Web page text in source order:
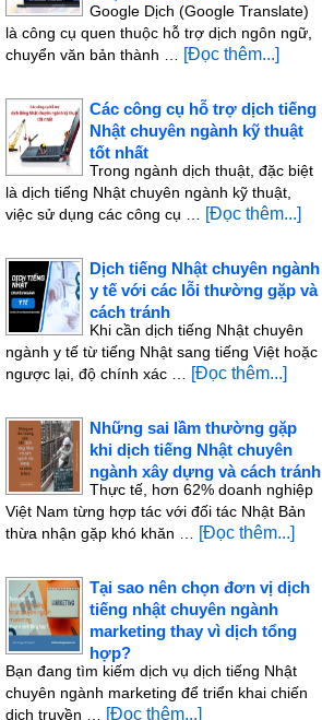
Google Dịch (Google Translate)
là công cụ quen thuộc hỗ trợ dịch ngôn ngữ,
chuyển văn bản thành …
[Đọc thêm...]
Các công cụ hỗ trợ dịch tiếng
Nhật chuyên ngành kỹ thuật
tốt nhất
Trong ngành dịch thuật, đặc biệt
là dịch tiếng Nhật chuyên ngành kỹ thuật,
việc sử dụng các công cụ …
[Đọc thêm...]
Dịch tiếng Nhật chuyên ngành
y tế với các lỗi thường gặp và
cách tránh
Khi cần dịch tiếng Nhật chuyên
ngành y tế từ tiếng Nhật sang tiếng Việt hoặc
ngược lại, độ chính xác …
[Đọc thêm...]
Những sai lầm thường gặp
khi dịch tiếng Nhật chuyên
ngành xây dựng và cách tránh
Thực tế, hơn 62% doanh nghiệp
Việt Nam từng hợp tác với đối tác Nhật Bản
thừa nhận gặp khó khăn …
[Đọc thêm...]
Tại sao nên chọn đơn vị dịch
tiếng nhật chuyên ngành
marketing thay vì dịch tổng
hợp?
Bạn đang tìm kiếm dịch vụ dịch tiếng Nhật
chuyên ngành marketing để triển khai chiến
dịch truyền …
[Đọc thêm...]